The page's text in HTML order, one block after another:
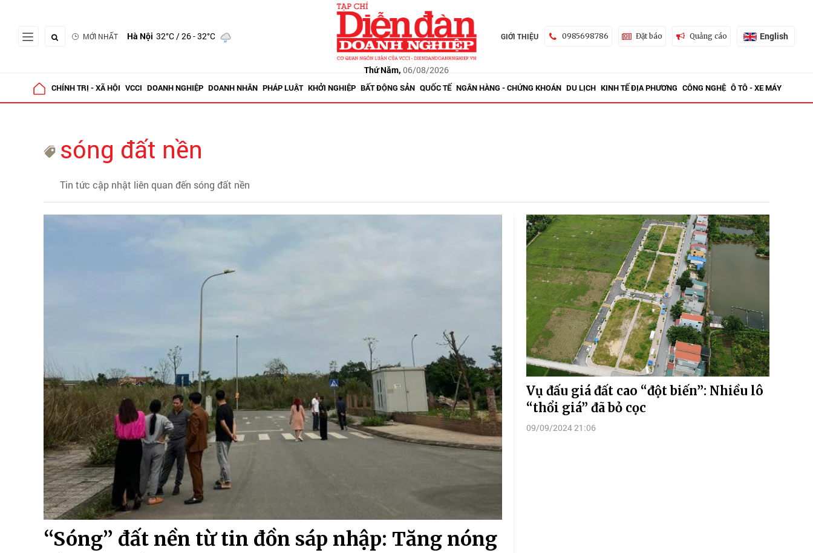
MỚI NHẤT Hà Nội 32°C/ 26 - 32°C
Thứ Năm, 06/08/2026
GIỚI THIỆU 0985698786 Đặt báo Quảng cáo English
CHÍNH TRỊ - XÃ HỘI VCCI DOANH NGHIỆP DOANH NHÂN PHÁP LUẬT KHỞI NGHIỆP BẤT ĐỘNG SẢN QUỐC TẾ NGÂN HÀNG - CHỨNG KHOÁN DU LỊCH KINH TẾ ĐỊA PHƯƠNG CÔNG NGHỆ Ô TÔ - XE MÁY
sóng đất nền
Tin tức cập nhật liên quan đến sóng đất nền
“Sóng” đất nền từ tin đồn sáp nhập: Tăng nóng
Vụ đấu giá đất cao “đột biến”: Nhiều lô
“thổi giá” đã bỏ cọc
09/09/2024 21:06